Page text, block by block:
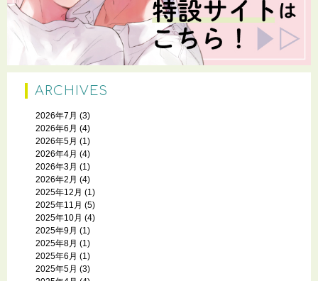
ARCHIVES
2026年7月 (3)
2026年6月 (4)
2026年5月 (1)
2026年4月 (4)
2026年3月 (1)
2026年2月 (4)
2025年12月 (1)
2025年11月 (5)
2025年10月 (4)
2025年9月 (1)
2025年8月 (1)
2025年6月 (1)
2025年5月 (3)